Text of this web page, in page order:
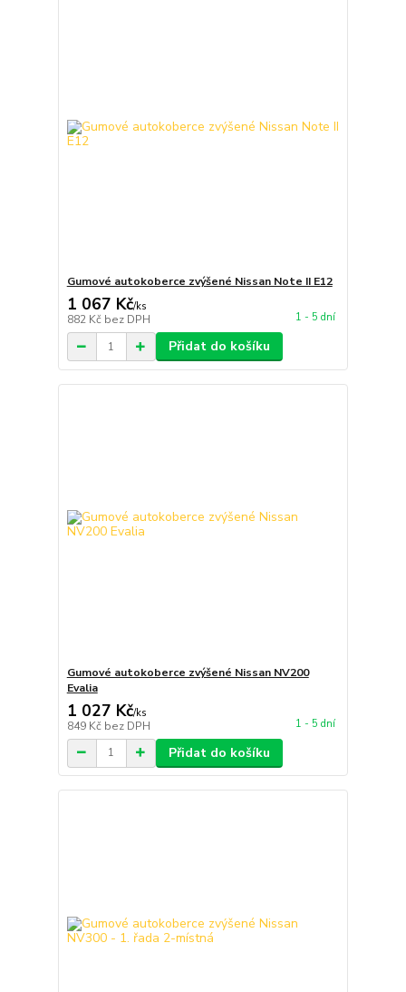
Gumové autokoberce zvýšené Nissan Note II E12
1 067 Kč/ks
882 Kč bez DPH 1 - 5 dní
Přidat do košíku
Gumové autokoberce zvýšené Nissan NV200
Evalia
1 027 Kč/ks
849 Kč bez DPH 1 - 5 dní
Přidat do košíku